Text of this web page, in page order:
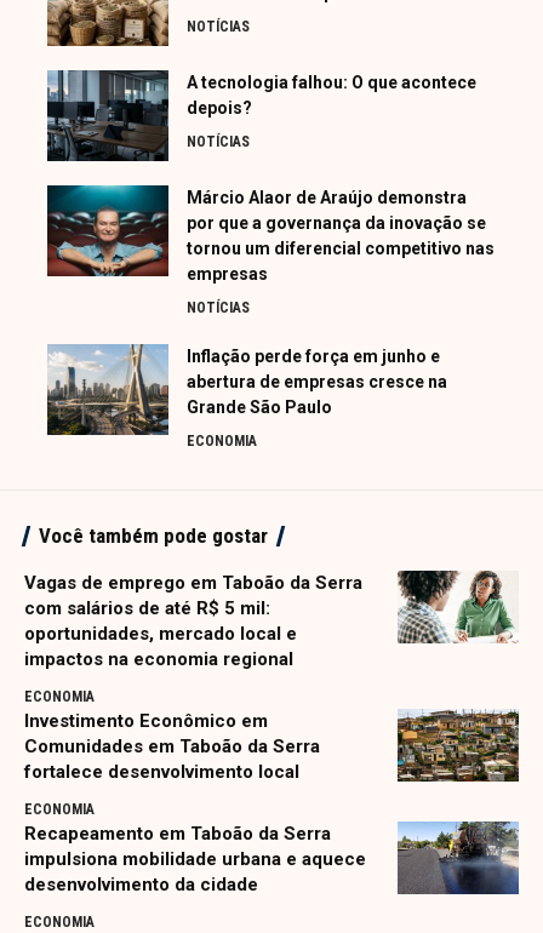
NOTÍCIAS
A tecnologia falhou: O que acontece
depois?
NOTÍCIAS
Márcio Alaor de Araújo demonstra
por que a governança da inovação se
tornou um diferencial competitivo nas
empresas
NOTÍCIAS
Inflação perde força em junho e
abertura de empresas cresce na
Grande São Paulo
ECONOMIA
Você também pode gostar
Vagas de emprego em Taboão da Serra
com salários de até R$ 5 mil:
oportunidades, mercado local e
impactos na economia regional
ECONOMIA
Investimento Econômico em
Comunidades em Taboão da Serra
fortalece desenvolvimento local
ECONOMIA
Recapeamento em Taboão da Serra
impulsiona mobilidade urbana e aquece
desenvolvimento da cidade
ECONOMIA